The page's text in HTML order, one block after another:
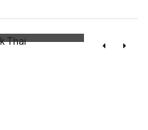
- Click Thai